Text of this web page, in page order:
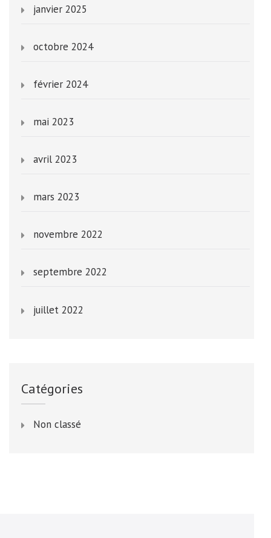
janvier 2025
octobre 2024
février 2024
mai 2023
avril 2023
mars 2023
novembre 2022
septembre 2022
juillet 2022
Catégories
Non classé